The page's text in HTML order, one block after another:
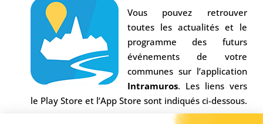
Vous pouvez retrouver
toutes les actualités et le
programme des futurs
événements de votre
communes sur l’application
Intramuros. Les liens vers
le Play Store et l’App Store sont indiqués ci-dessous.